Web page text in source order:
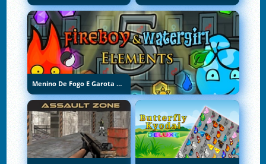
Menino De Fogo E Garota De Água 5: Elementos